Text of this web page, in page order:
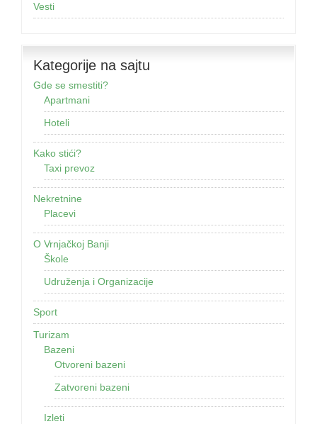
Vesti
Kategorije na sajtu
Gde se smestiti?
Apartmani
Hoteli
Kako stići?
Taxi prevoz
Nekretnine
Placevi
O Vrnjačkoj Banji
Škole
Udruženja i Organizacije
Sport
Turizam
Bazeni
Otvoreni bazeni
Zatvoreni bazeni
Izleti